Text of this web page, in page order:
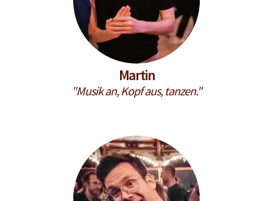
Martin
"Musik an, Kopf aus, tanzen."